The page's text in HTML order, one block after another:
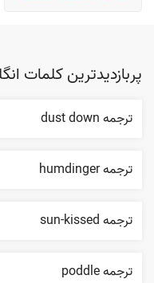
پربازدیدترین کلمات
ترجمه dust down
ترجمه humdinger
ترجمه sun-kissed
ترجمه poddle